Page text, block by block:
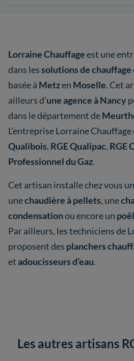
Lorraine Chauffageest une
dans lessolutions de
basée à Metzen Moselle. Cet
ailleurs d’une agence à Nancy
dans le département de
L’entreprise Lorraine
Qualibois, RGE Qualipac, RGE
Professionnel du Gaz.
Cet artisan installe chez vous
unechaudière à pellets, une
condensationou encore un
Par ailleurs, les techniciens de
proposent des planchers
etadoucisseurs d’eau.
Les autres artisans